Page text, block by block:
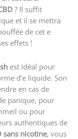
? Il suffit
et il se mettra
de cet e
effets !
est idéal pour
d’e liquide. Son
en cas de
panique, pour
ou pour
authentiques de
sans nicotine, vous